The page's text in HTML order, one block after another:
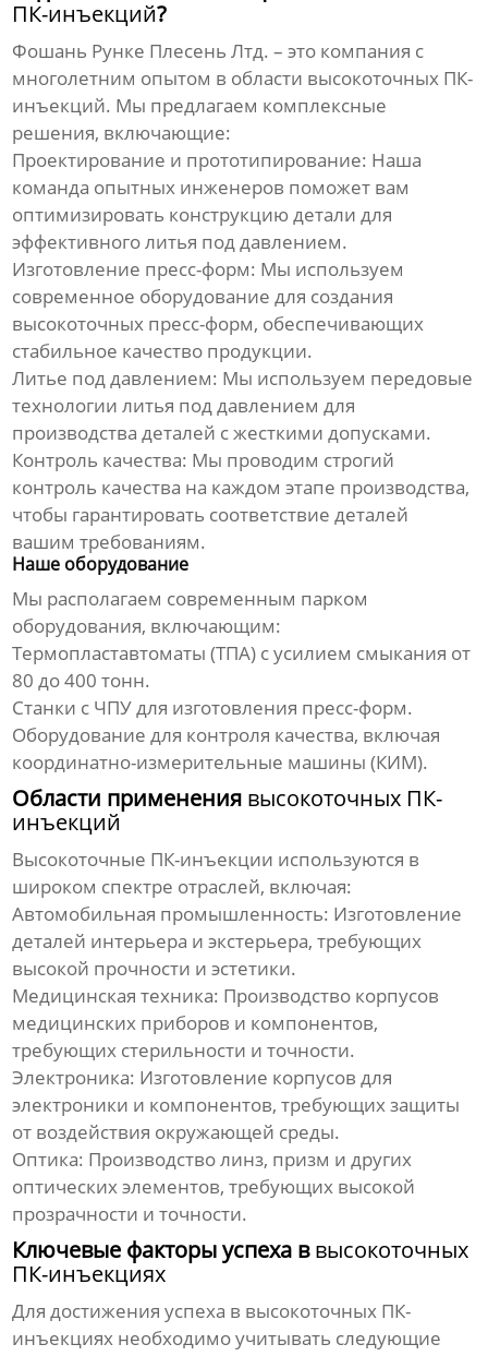
ПК-инъекций?
Фошань Рунке Плесень Лтд. – это компания с
многолетним опытом в области высокоточных ПК-
инъекций. Мы предлагаем комплексные
решения, включающие:
Проектирование и прототипирование: Наша
команда опытных инженеров поможет вам
оптимизировать конструкцию детали для
эффективного литья под давлением.
Изготовление пресс-форм: Мы используем
современное оборудование для создания
высокоточных пресс-форм, обеспечивающих
стабильное качество продукции.
Литье под давлением: Мы используем передовые
технологии литья под давлением для
производства деталей с жесткими допусками.
Контроль качества: Мы проводим строгий
контроль качества на каждом этапе производства,
чтобы гарантировать соответствие деталей
вашим требованиям.
Наше оборудование
Мы располагаем современным парком
оборудования, включающим:
Термопластавтоматы (ТПА) с усилием смыкания от
80 до 400 тонн.
Станки с ЧПУ для изготовления пресс-форм.
Оборудование для контроля качества, включая
координатно-измерительные машины (КИМ).
Области применения высокоточных ПК-
инъекций
Высокоточные ПК-инъекции используются в
широком спектре отраслей, включая:
Автомобильная промышленность: Изготовление
деталей интерьера и экстерьера, требующих
высокой прочности и эстетики.
Медицинская техника: Производство корпусов
медицинских приборов и компонентов,
требующих стерильности и точности.
Электроника: Изготовление корпусов для
электроники и компонентов, требующих защиты
от воздействия окружающей среды.
Оптика: Производство линз, призм и других
оптических элементов, требующих высокой
прозрачности и точности.
Ключевые факторы успеха ввысокоточных
ПК-инъекциях
Для достижения успеха в высокоточных ПК-
инъекциях необходимо учитывать следующие